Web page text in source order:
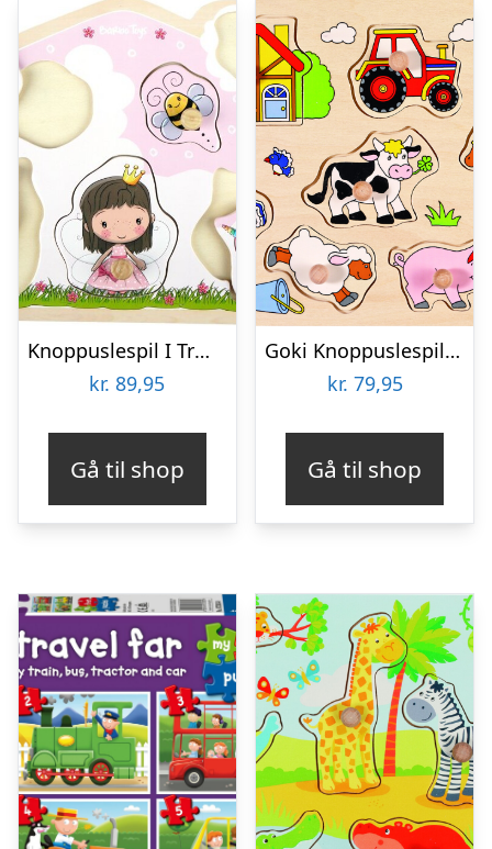
Knoppuslespil I Træ – 6 Brikker – Lillie & Ellie
kr. 89,95
Gå til shop
Goki Knoppuslespil – Bondegård – Træ – 9 Brikker
kr. 79,95
Gå til shop